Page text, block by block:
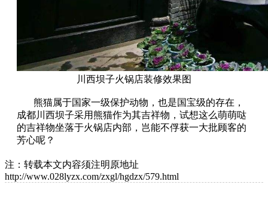
川西坝子火锅店装修效果图
熊猫属于国家一级保护动物，也是国宝级的存在，
成都川西坝子采用熊猫作为其吉祥物，试想这么萌萌哒
的吉祥物坐落于火锅店内部，岂能不俘获一大批顾客的
芳心呢？
注：转载本文内容须注明原地址
http://www.028lyzx.com/zxgl/hgdzx/579.html